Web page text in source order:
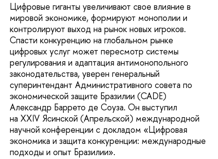
Цифровые гиганты увеличивают свое влияние в
мировой экономике, формируют монополии и
контролируют выход на рынок новых игроков.
Спасти конкуренцию на глобальном рынке
цифровых услуг может пересмотр системы
регулирования и адаптация антимонопольного
законодательства, уверен генеральный
суперинтендант Административного совета по
экономической защите Бразилии (CADE)
Александр Баррето де Соуза. Он выступил
на XXIV Ясинской (Апрельской) международной
научной конференции с докладом «Цифровая
экономика и защита конкуренции: международные
подходы и опыт Бразилии».